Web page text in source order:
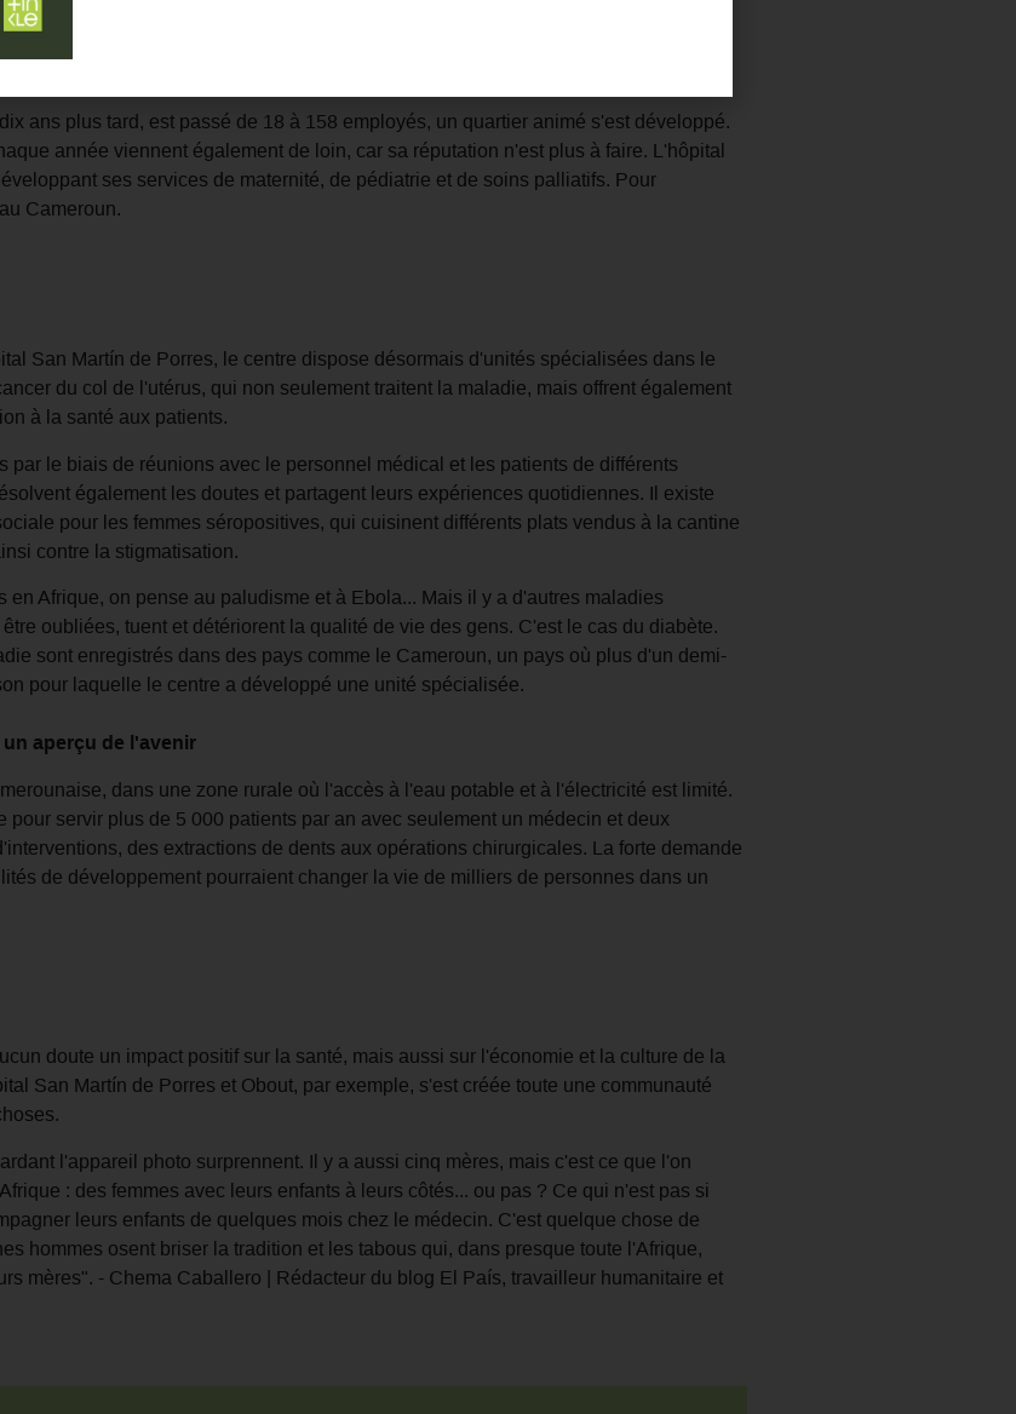
l'eau et à l'électricité, entre autres.
Cameroun) : Recover est né avec lui.
ans plus tard, est passé de 18 à 158 employés, un quartier animé s'est développé.
année viennent également de loin, car sa réputation n'est plus à faire. L'hôpital
ses services de maternité, de pédiatrie et de soins palliatifs. Pour
Cameroun.
San Martín de Porres, le centre dispose désormais d'unités spécialisées dans le
du col de l'utérus, qui non seulement traitent la maladie, mais offrent également
à la santé aux patients.
par le biais de réunions avec le personnel médical et les patients de différents
également les doutes et partagent leurs expériences quotidiennes. Il existe
pour les femmes séropositives, qui cuisinent différents plats vendus à la cantine
contre la stigmatisation.
Afrique, on pense au paludisme et à Ebola... Mais il y a d'autres maladies
oubliées, tuent et détériorent la qualité de vie des gens. C'est le cas du diabète.
sont enregistrés dans des pays comme le Cameroun, un pays où plus d'un demi-
pour laquelle le centre a développé une unité spécialisée.
aperçu de l'avenir
dans une zone rurale où l'accès à l'eau potable et à l'électricité est limité.
servir plus de 5 000 patients par an avec seulement un médecin et deux
des extractions de dents aux opérations chirurgicales. La forte demande
de développement pourraient changer la vie de milliers de personnes dans un
doute un impact positif sur la santé, mais aussi sur l'économie et la culture de la
San Martín de Porres et Obout, par exemple, s'est créée toute une communauté
l'appareil photo surprennent. Il y a aussi cinq mères, mais c'est ce que l'on
: des femmes avec leurs enfants à leurs côtés... ou pas ? Ce qui n'est pas si
leurs enfants de quelques mois chez le médecin. C'est quelque chose de
hommes osent briser la tradition et les tabous qui, dans presque toute l'Afrique,
mères". - Chema Caballero | Rédacteur du blog El País, travailleur humanitaire et